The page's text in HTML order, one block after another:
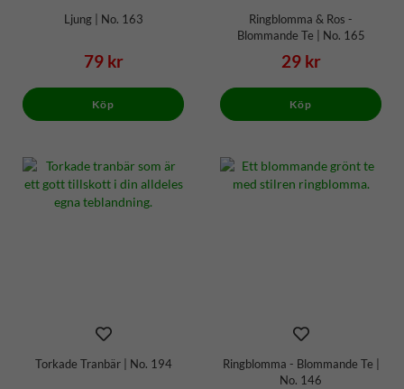
Ljung | No. 163
79 kr
Köp
Ringblomma & Ros -
Blommande Te | No. 165
29 kr
Köp
Torkade Tranbär | No. 194
Ringblomma - Blommande Te |
No. 146